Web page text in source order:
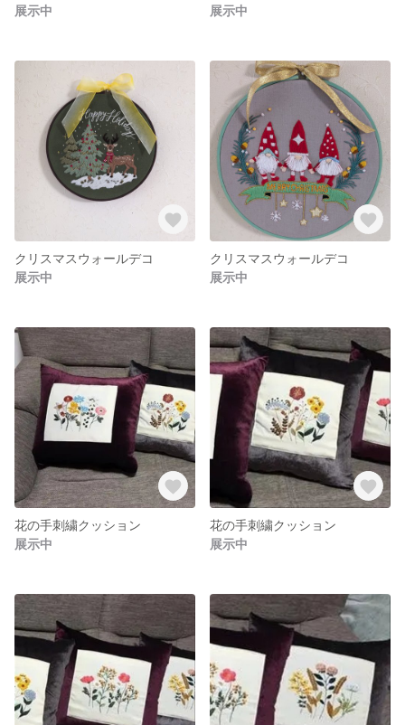
展示中
展示中
クリスマスウォールデコ
展示中
クリスマスウォールデコ
展示中
花の手刺繍クッション
展示中
花の手刺繍クッション
展示中